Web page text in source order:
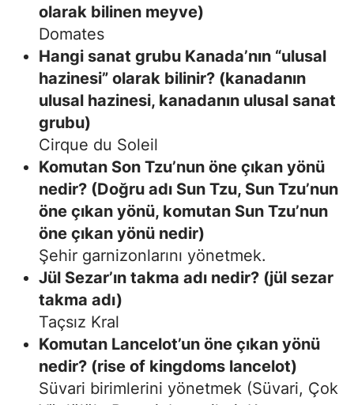
olarak bilinen meyve)
Domates
Hangi sanat grubu Kanada’nın “ulusal
hazinesi” olarak bilinir? (kanadanın
ulusal hazinesi, kanadanın ulusal sanat
grubu)
Cirque du Soleil
Komutan Son Tzu’nun öne çıkan yönü
nedir? (Doğru adı Sun Tzu, Sun Tzu’nun
öne çıkan yönü, komutan Sun Tzu’nun
öne çıkan yönü nedir)
Şehir garnizonlarını yönetmek.
Jül Sezar’ın takma adı nedir? (jül sezar
takma adı)
Taçsız Kral
Komutan Lancelot’un öne çıkan yönü
nedir? (rise of kingdoms lancelot)
Süvari birimlerini yönetmek (Süvari, Çok